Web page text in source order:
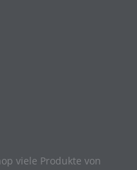
viele Produkte von